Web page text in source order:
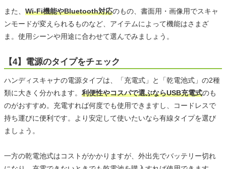
また、 Wi-Fi機能やBluetooth対応のもの、書面用・画像用でスキャ
ンモードが変えられるものなど、アイテムによって機能はさまざ
ま。使用シーンや用途に合わせて選んでみましょう。
【4】電源のタイプをチェック
ハンディスキャナの電源タイプは、「充電式」と「乾電池式」の2種
類に大きく分かれます。 利便性やコスパで選ぶならUSB充電式のも
のがおすすめ。充電すれば何度でも使用できますし、コードレスで
持ち運びに便利です。より安定して使いたいなら有線タイプを選び
ましょう。
一方の乾電池式はコストがかかりますが、外出先でバッテリー切れ